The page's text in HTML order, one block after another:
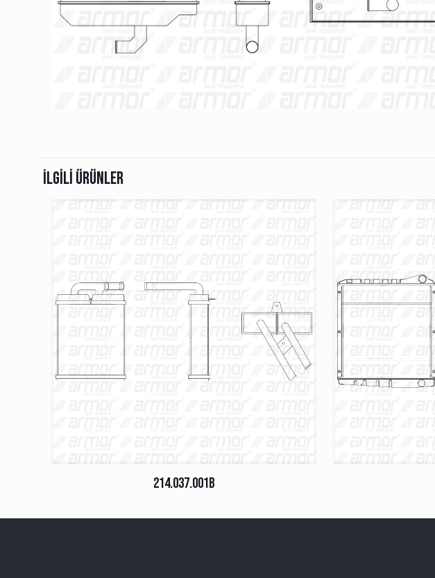
İlgili ürünler
214.037.001B